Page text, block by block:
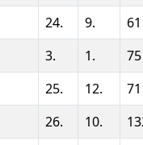
24. 9. 61
3. 1. 75
25. 12. 71
26. 10.